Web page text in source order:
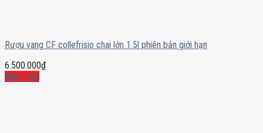
Rượu vang CF collefrisio chai lớn 1.5l phiên bản giới hạn
6.500.000₫
Mua ngay